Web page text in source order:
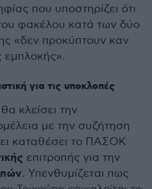
που υποστηρίζει ότι
φακέλου κατά των δύο
«δεν προκύπτουν καν
εμπλοκής».
για τις υποκλοπές
κλείσει την
με την συζήτηση
καταθέσει το ΠΑΣΟΚ
επιτροπής για την
. Υπενθυμίζεται πως